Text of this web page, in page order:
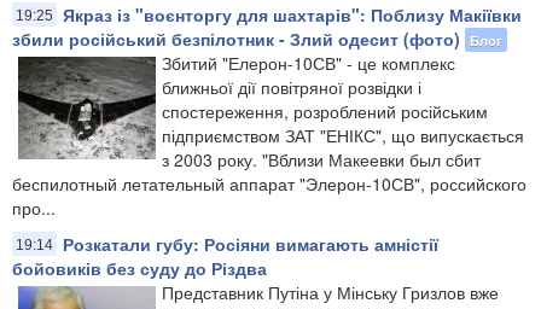
19:25
Якраз із "воєнторгу для шахтарів": Поблизу Макіївки
збили російський безпілотник - Злий одесит (фото)
Блог
Збитий "Елерон-10СВ" - це комплекс
ближньої дії повітряної розвідки і
спостереження, розроблений російським
підприємством ЗАТ "ЕНІКС", що випускається
з 2003 року. "Вблизи Макеевки был сбит
беспилотный летательный аппарат "Элерон-10СВ", российского
про...
19:14
Розкатали губу: Росіяни вимагають амністії
бойовиків без суду до Різдва
Представник Путіна у Мінську Гризлов вже